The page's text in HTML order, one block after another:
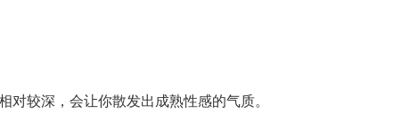
较深，会让你散发出成熟性感的气质。